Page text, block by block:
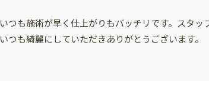
いつも施術が早く仕上がりもバッチリです。スタッ
いつも綺麗にしていただきありがとうございます。